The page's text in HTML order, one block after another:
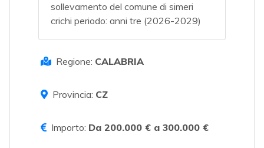
sollevamento del comune di simeri
crichi periodo: anni tre (2026-2029)
Regione: CALABRIA
Provincia: CZ
Importo: Da 200.000 € a 300.000 €